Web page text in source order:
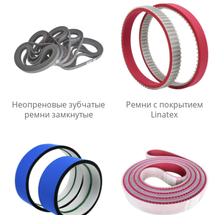
Неопреновые зубчатые
ремни замкнутые
Ремни с покрытием
Linatex